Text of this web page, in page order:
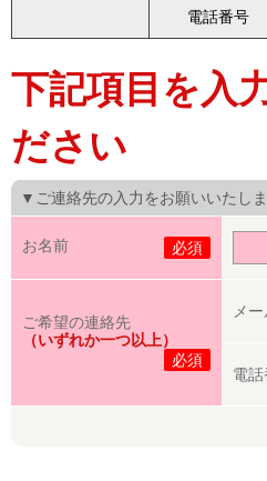
電話番号
下記項目を入
ださい
▼ご連絡先の入力をお願いいたしま
お名前 必須
ご希望の連絡先
（いずれか一つ以上）
必須
メ
電話